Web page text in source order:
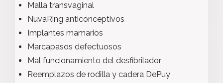
Malla transvaginal
NuvaRing anticonceptivos
Implantes mamarios
Marcapasos defectuosos
Mal funcionamiento del desfibrilador
Reemplazos de rodilla y cadera DePuy